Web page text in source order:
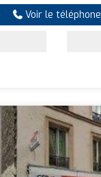
Voir le téléphone